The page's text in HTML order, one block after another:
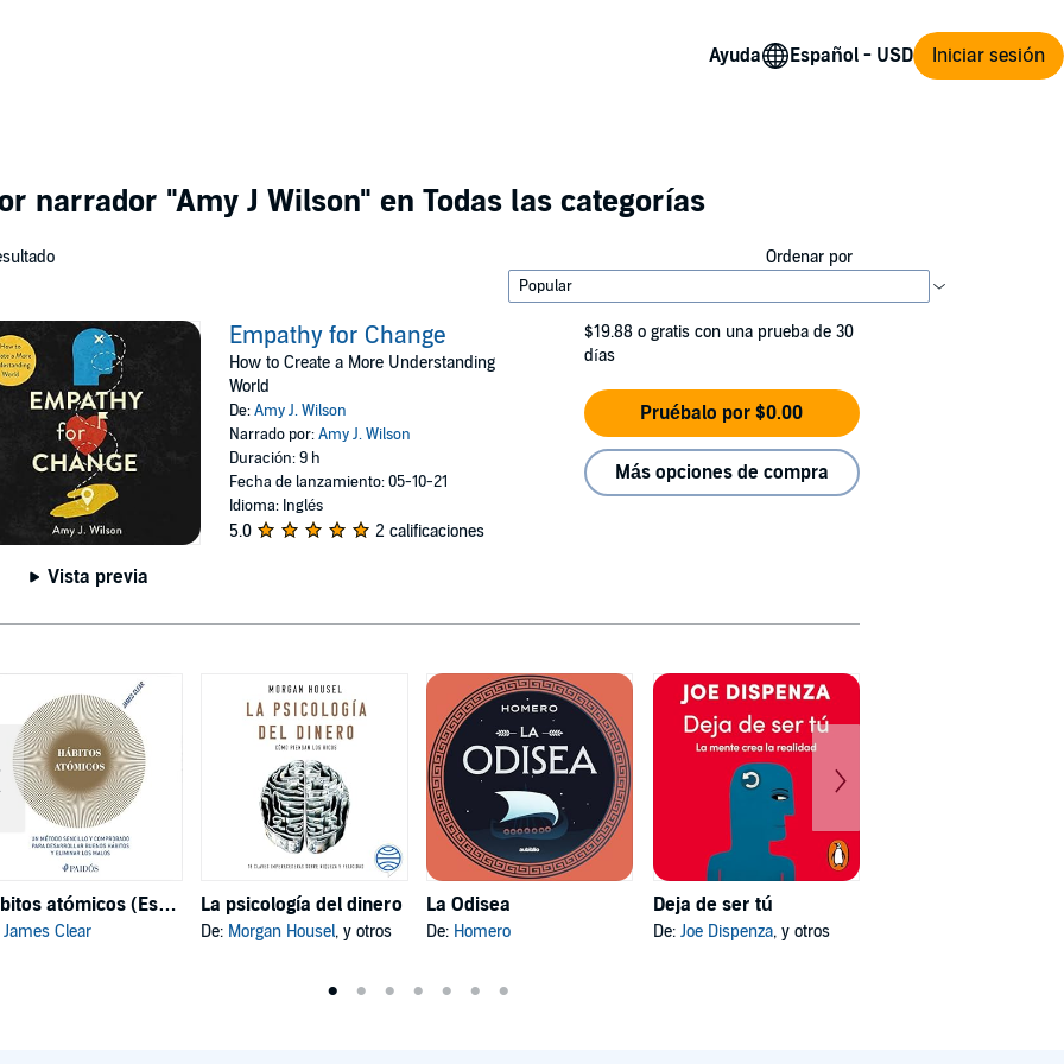
Ayuda Iniciar sesión
narrador "Amy J Wilson" en Todas las categorías
Ordenar por
Vista previa
Empathy for Change
How to Create a More Understanding
World
De:Amy J. Wilson
Narrado por:Amy J. Wilson
Duración: 9 h
Fecha de lanzamiento: 05-10-21
Idioma: Inglés
5.0 2 calificaciones
$19.88 o gratis con una prueba de 30
días
Pruébalo por $0.00
Más opciones de compra
Hábitos atómicos (Español neutro)
James Clear
La psicología del dinero
De: Morgan Housel, y otros
La Odisea
De: Homero
Deja de ser tú
De: Joe Dispenza, y otros